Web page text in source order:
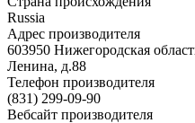
Russia
Адрес производителя
603950 Нижегородская
Ленина, д.88
Телефон производителя
(831) 299-09-90
Вебсайт производителя